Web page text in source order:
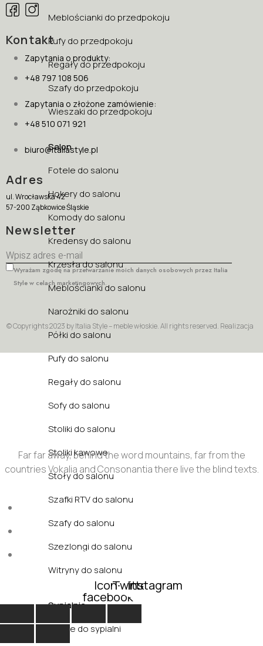
Meblościanki do przedpokoju
Pufy do przedpokoju
Regały do przedpokoju
Szafy do przedpokoju
Wieszaki do przedpokoju
Salon
Fotele do salonu
Hokery do salonu
Komody do salonu
Kredensy do salonu
Krzesła do salonu
Meblościanki do salonu
Narożniki do salonu
Półki do salonu
Pufy do salonu
Regały do salonu
Sofy do salonu
Stoliki do salonu
Stoliki kawowe
Stoły do salonu
Szafki RTV do salonu
Szafy do salonu
Szezlongi do salonu
Witryny do salonu
Sypialnia
Fotele do sypialni
Kontakt
Zapytania o produkty:
+48 797 108 506
Zapytania o złożone zamówienie:
+48 510 071 921
biuro@italiastyle.pl
Adres
ul. Wrocławska 42
57-200 Ząbkowice Śląskie
Newsletter
Wyrażam zgodę na przetwarzanie moich danych osobowych przez Italia
Style w celach marketingowych.
© Copyrights 2023 by Italia Style – meble włoskie. All rights reserved. Realizacja
Far far away, behind the word mountains, far from the
countries Vokalia and Consonantia there live the blind texts.
funiture@domain.com
(+62)81 32 539 780
Icon-
facebook
Twitter
Instagram